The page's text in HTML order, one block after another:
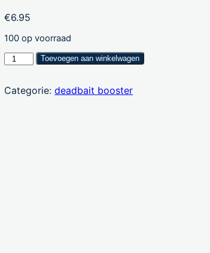
€6.95
100 op voorraad
prebaitsToevoegen aan winkelwagen
Categorie:deadbait booster